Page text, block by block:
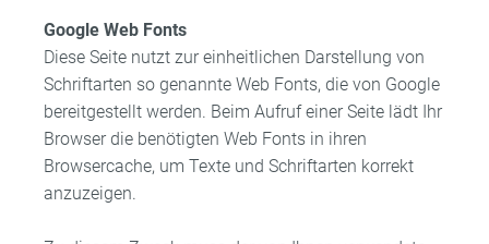
Google Web Fonts
Diese Seite nutzt zur einheitlichen Darstellung von
Schriftarten so genannte Web Fonts, die von Google
bereitgestellt werden. Beim Aufruf einer Seite lädt Ihr
Browser die benötigten Web Fonts in ihren
Browsercache, um Texte und Schriftarten korrekt
anzuzeigen.